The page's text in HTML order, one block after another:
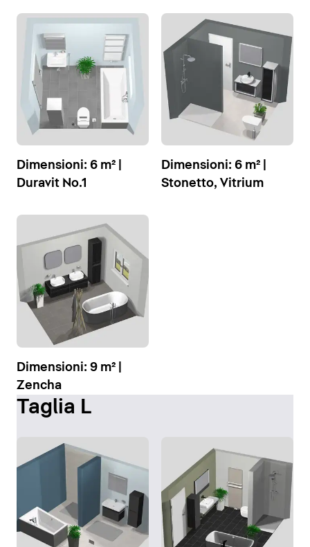
Dimensioni: 6 m² |
Duravit No.1
Dimensioni: 6 m² |
Stonetto, Vitrium
Dimensioni: 9 m² |
Zencha
Taglia L